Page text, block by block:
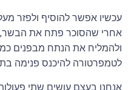
עכשיו אפשר להוסיף ולפזר
אחרי שהסוכר פתח את הבשר,
ולהמליח את הנתח מבפנים
לטמפרטורה להיכנס פנימה
אנחנו בעצם עושים שתי